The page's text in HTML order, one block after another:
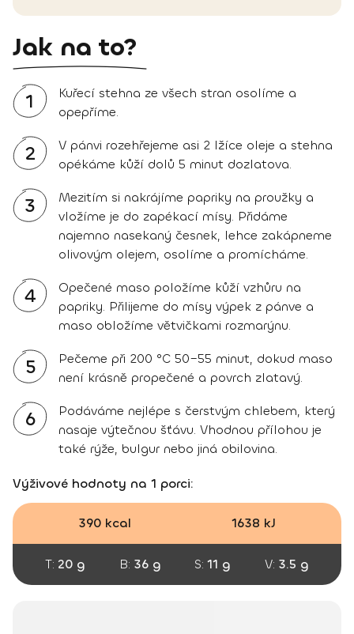
Jak na to?
1
Kuřecí stehna ze všech stran osolíme a
opepříme.
2
V pánvi rozehřejeme asi 2 lžíce oleje a stehna
opékáme kůží dolů 5 minut dozlatova.
3
Mezitím si nakrájíme papriky na proužky a
vložíme je do zapékací mísy. Přidáme
najemno nasekaný česnek, lehce zakápneme
olivovým olejem, osolíme a promícháme.
4
Opečené maso položíme kůží vzhůru na
papriky. Přilijeme do mísy výpek z pánve a
maso obložíme větvičkami rozmarýnu.
5
Pečeme při 200 °C 50–55 minut, dokud maso
není krásně propečené a povrch zlatavý.
6
Podáváme nejlépe s čerstvým chlebem, který
nasaje výtečnou šťávu. Vhodnou přílohou je
také rýže, bulgur nebo jiná obilovina.
Výživové hodnoty na 1 porci:
390 kcal 1638 kJ
T: 20 g B: 36 g S: 11 g V: 3.5 g